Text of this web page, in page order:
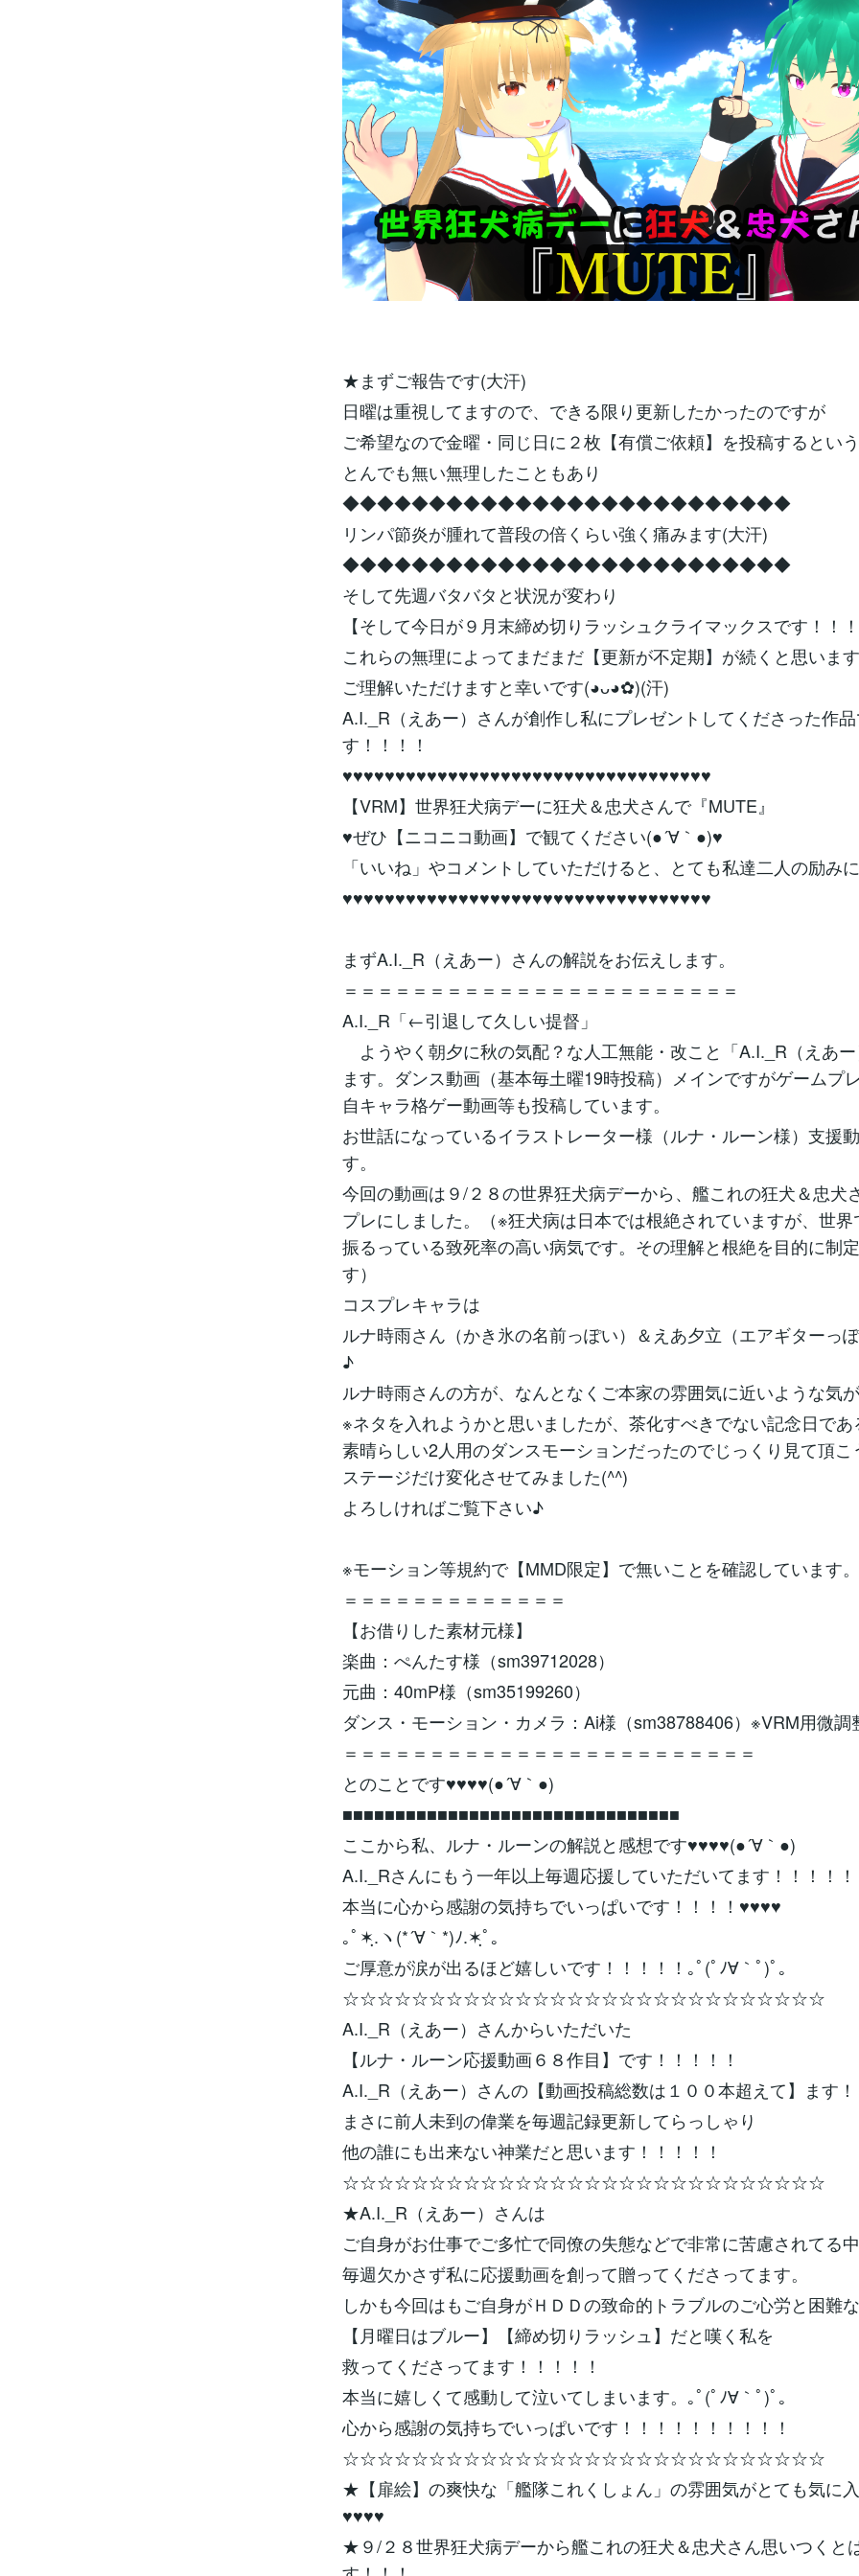
★まずご報告です(大汗)
日曜は重視してますので、できる限り更新したかったのですが
ご希望なので金曜・同じ日に２枚【有償ご依頼】を投稿するという
とんでも無い無理したこともあり
◆◆◆◆◆◆◆◆◆◆◆◆◆◆◆◆◆◆◆◆◆◆◆◆◆◆
リンパ節炎が腫れて普段の倍くらい強く痛みます(大汗)
◆◆◆◆◆◆◆◆◆◆◆◆◆◆◆◆◆◆◆◆◆◆◆◆◆◆
そして先週バタバタと状況が変わり
【そして今日が９月末締め切りラッシュクライマックスです！！！
これらの無理によってまだまだ【更新が不定期】が続くと思います
ご理解いただけますと幸いです(◕ᴗ◕✿)(汗)
A.I._R（えあー）さんが創作し私にプレゼントしてくださった作
す！！！！
♥♥♥♥♥♥♥♥♥♥♥♥♥♥♥♥♥♥♥♥♥♥♥♥♥♥♥♥♥♥♥♥♥♥♥
【VRM】世界狂犬病デーに狂犬＆忠犬さんで『MUTE』
♥ぜひ【ニコニコ動画】で観てください(●´∀｀●)♥
「いいね」やコメントしていただけると、とても私達二人の励み
♥♥♥♥♥♥♥♥♥♥♥♥♥♥♥♥♥♥♥♥♥♥♥♥♥♥♥♥♥♥♥♥♥♥♥
まずA.I._R（えあー）さんの解説をお伝えします。
＝＝＝＝＝＝＝＝＝＝＝＝＝＝＝＝＝＝＝＝＝＝＝
A.I._R「←引退して久しい提督」
ようやく朝夕に秋の気配？な人工無能・改こと「A.I._R（えあ
ます。ダンス動画（基本毎土曜19時投稿）メインですがゲームプ
自キャラ格ゲー動画等も投稿しています。
お世話になっているイラストレーター様（ルナ・ルーン様）支援
す。
今回の動画は９/２８の世界狂犬病デーから、艦これの狂犬＆忠犬
プレにしました。（※狂犬病は日本では根絶されていますが、世界
振るっている致死率の高い病気です。その理解と根絶を目的に制
す）
コスプレキャラは
ルナ時雨さん（かき氷の名前っぽい）＆えあ夕立（エアギターっ
♪
ルナ時雨さんの方が、なんとなくご本家の雰囲気に近いような気
※ネタを入れようかと思いましたが、茶化すべきでない記念日であ
素晴らしい2人用のダンスモーションだったのでじっくり見て頂こ
ステージだけ変化させてみました(^^)
よろしければご覧下さい♪
※モーション等規約で【MMD限定】で無いことを確認しています。
＝＝＝＝＝＝＝＝＝＝＝＝＝
【お借りした素材元様】
楽曲：ぺんたす様（sm39712028）
元曲：40mP様（sm35199260）
ダンス・モーション・カメラ：Ai様（sm38788406）※VRM用微調
＝＝＝＝＝＝＝＝＝＝＝＝＝＝＝＝＝＝＝＝＝＝＝＝
とのことです♥♥♥♥(●´∀｀●)
■■■■■■■■■■■■■■■■■■■■■■■■■■■■■■■■
ここから私、ルナ・ルーンの解説と感想です♥♥♥♥(●´∀｀●)
A.I._Rさんにもう一年以上毎週応援していただいてます！！！！！
本当に心から感謝の気持ちでいっぱいです！！！！♥♥♥♥
｡ﾟ✶ฺ.ヽ(*´∀｀*)ﾉ.✶ฺﾟ｡
ご厚意が涙が出るほど嬉しいです！！！！！｡ﾟ(ﾟﾉ∀｀ﾟ)ﾟ｡
☆☆☆☆☆☆☆☆☆☆☆☆☆☆☆☆☆☆☆☆☆☆☆☆☆☆☆☆
A.I._R（えあー）さんからいただいた
【ルナ・ルーン応援動画６８作目】です！！！！！
A.I._R（えあー）さんの【動画投稿総数は１００本超えて】ます！
まさに前人未到の偉業を毎週記録更新してらっしゃり
他の誰にも出来ない神業だと思います！！！！！
☆☆☆☆☆☆☆☆☆☆☆☆☆☆☆☆☆☆☆☆☆☆☆☆☆☆☆☆
★A.I._R（えあー）さんは
ご自身がお仕事でご多忙で同僚の失態などで非常に苦慮されてる中
毎週欠かさず私に応援動画を創って贈ってくださってます。
しかも今回はもご自身がＨＤＤの致命的トラブルのご心労と困難
【月曜日はブルー】【締め切りラッシュ】だと嘆く私を
救ってくださってます！！！！！
本当に嬉しくて感動して泣いてしまいます。｡ﾟ(ﾟﾉ∀｀ﾟ)ﾟ｡
心から感謝の気持ちでいっぱいです！！！！！！！！！！
☆☆☆☆☆☆☆☆☆☆☆☆☆☆☆☆☆☆☆☆☆☆☆☆☆☆☆☆
★【扉絵】の爽快な「艦隊これくしょん」の雰囲気がとても気に入
♥♥♥♥
★９/２８世界狂犬病デーから艦これの狂犬＆忠犬さん思いつくと